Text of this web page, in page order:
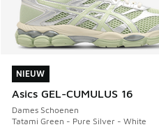
NIEUW
Asics GEL-CUMULUS 16
Dames Schoenen
Tatami Green - Pure Silver - White
NIEUW